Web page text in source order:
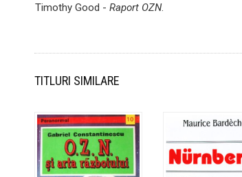
Timothy Good - Raport OZN.
TITLURI SIMILARE